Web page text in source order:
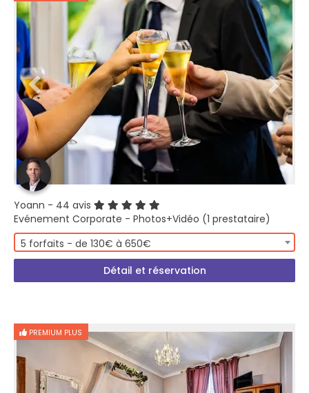
Yoann - 44 avis
Evénement Corporate - Photos+Vidéo (1 prestataire)
5 forfaits - de 130€ à 650€
Détail et réservation
PREMIUM PLUS